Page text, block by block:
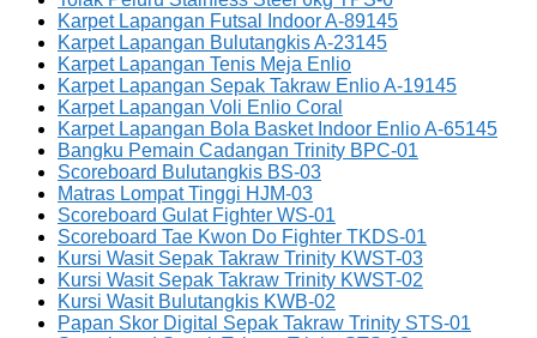
Karpet Lapangan Futsal Indoor A-89145
Karpet Lapangan Bulutangkis A-23145
Karpet Lapangan Tenis Meja Enlio
Karpet Lapangan Sepak Takraw Enlio A-19145
Karpet Lapangan Voli Enlio Coral
Karpet Lapangan Bola Basket Indoor Enlio A-65145
Bangku Pemain Cadangan Trinity BPC-01
Scoreboard Bulutangkis BS-03
Matras Lompat Tinggi HJM-03
Scoreboard Gulat Fighter WS-01
Scoreboard Tae Kwon Do Fighter TKDS-01
Kursi Wasit Sepak Takraw Trinity KWST-03
Kursi Wasit Sepak Takraw Trinity KWST-02
Kursi Wasit Bulutangkis KWB-02
Papan Skor Digital Sepak Takraw Trinity STS-01